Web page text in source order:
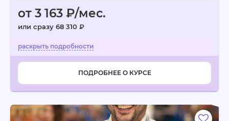
от 3 163 ₽/мес.
или сразу 68 310 ₽
ПОДРОБНЕЕ О КУРСЕ